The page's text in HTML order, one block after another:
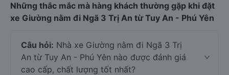
Những thắc mắc mà hàng khách thường gặp khi đặt
xe Giường nằm đi Ngã 3 Trị An từ Tuy An - Phú Yên
Câu hỏi: Nhà xe Giường nằm đi Ngã 3 Trị
An từ Tuy An - Phú Yên nào được đánh giá
cao cấp, chất lượng tốt nhất?